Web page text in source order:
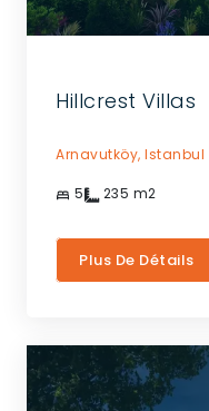
Hillcrest Villas
Arnavutköy, Istanbul
5 235 m2
Plus De Détails